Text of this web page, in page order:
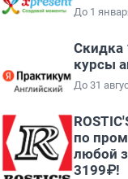
До 1
Скидка
курсы
До 31
по
любой
3199₽!